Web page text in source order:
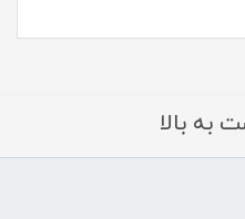
به بالا